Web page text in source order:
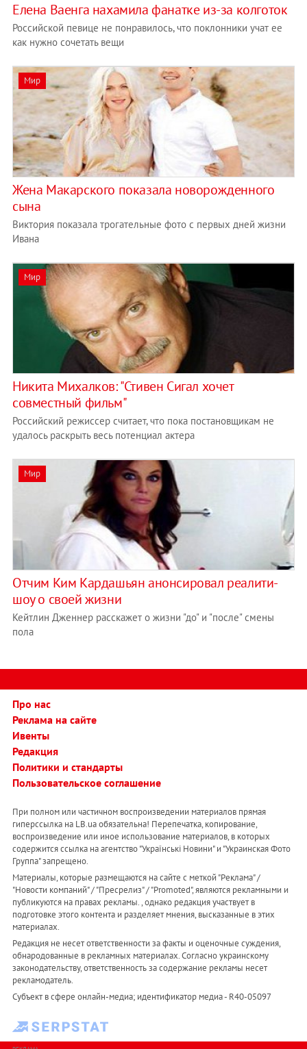
Елена Ваенга нахамила фанатке из-за колготок
Российской певице не понравилось, что поклонники учат ее
как нужно сочетать вещи
Мир
Жена Макарского показала новорожденного
сына
Виктория показала трогательные фото с первых дней жизни
Ивана
Мир
Никита Михалков: "Стивен Сигал хочет
совместный фильм"
Российский режиссер считает, что пока постановщикам не
удалось раскрыть весь потенциал актера
Мир
Отчим Ким Кардашьян анонсировал реалити-
шоу о своей жизни
Кейтлин Дженнер расскажет о жизни "до" и "после" смены
пола
Про нас
Реклама на сайте
Ивенты
Редакция
Политики и стандарты
Пользовательское соглашение
При полном или частичном воспроизведении материалов прямая
гиперссылка на LB.ua обязательна! Перепечатка, копирование,
воспроизведение или иное использование материалов, в которых
содержится ссылка на агентство "Українськi Новини" и "Украинская Фото
Группа" запрещено.
Материалы, которые размещаются на сайте с меткой "Реклама" /
"Новости компаний" / "Пресрелиз" / "Promoted", являются рекламными и
публикуются на правах рекламы. , однако редакция участвует в
подготовке этого контента и разделяет мнения, высказанные в этих
материалах.
Редакция не несет ответственности за факты и оценочные суждения,
обнародованные в рекламных материалах. Согласно украинскому
законодательству, ответственность за содержание рекламы несет
рекламодатель.
Субъект в сфере онлайн-медиа; идентификатор медиа - R40-05097